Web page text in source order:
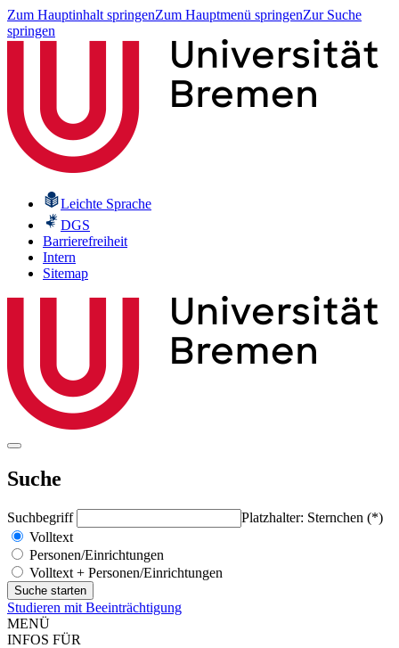
Zum Hauptinhalt springenZum Hauptmenü springenZur Suche
springen
Leichte Sprache
DGS
Barrierefreiheit
Intern
Sitemap
Suche
Suchbegriff
Platzhalter: Sternchen (*)
Volltext
Personen/Einrichtungen
Volltext + Personen/Einrichtungen
Studieren mit Beeinträchtigung
MENÜ
INFOS FÜR